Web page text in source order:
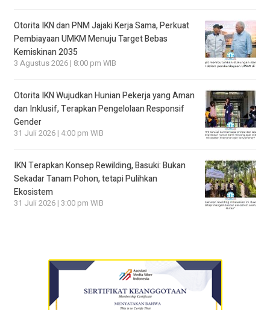
Otorita IKN dan PNM Jajaki Kerja Sama, Perkuat
Pembiayaan UMKM Menuju Target Bebas
Kemiskinan 2035
3 Agustus 2026 | 8:00 pm WIB
Otorita IKN Wujudkan Hunian Pekerja yang Aman
dan Inklusif, Terapkan Pengelolaan Responsif
Gender
31 Juli 2026 | 4:00 pm WIB
IKN Terapkan Konsep Rewilding, Basuki: Bukan
Sekadar Tanam Pohon, tetapi Pulihkan
Ekosistem
31 Juli 2026 | 3:00 pm WIB